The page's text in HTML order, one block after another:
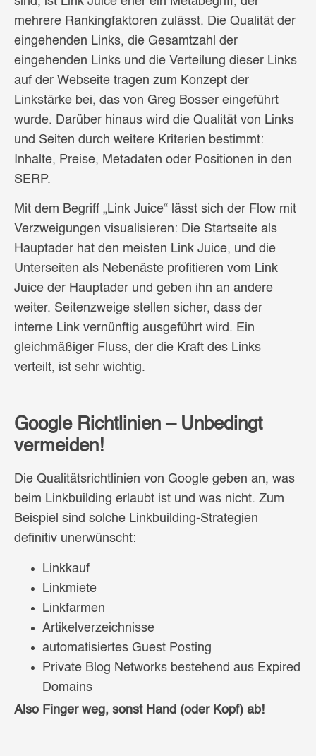
mehrere Rankingfaktoren zulässt. Die Qualität der
eingehenden Links, die Gesamtzahl der
eingehenden Links und die Verteilung dieser Links
auf der Webseite tragen zum Konzept der
Linkstärke bei, das von Greg Bosser eingeführt
wurde. Darüber hinaus wird die Qualität von Links
und Seiten durch weitere Kriterien bestimmt:
Inhalte, Preise, Metadaten oder Positionen in den
SERP.
Mit dem Begriff „Link Juice“ lässt sich der Flow mit
Verzweigungen visualisieren: Die Startseite als
Hauptader hat den meisten Link Juice, und die
Unterseiten als Nebenäste profitieren vom Link
Juice der Hauptader und geben ihn an andere
weiter. Seitenzweige stellen sicher, dass der
interne Link vernünftig ausgeführt wird. Ein
gleichmäßiger Fluss, der die Kraft des Links
verteilt, ist sehr wichtig.
Google Richtlinien – Unbedingt
vermeiden!
Die Qualitätsrichtlinien von Google geben an, was
beim Linkbuilding erlaubt ist und was nicht. Zum
Beispiel sind solche Linkbuilding-Strategien
definitiv unerwünscht:
Linkkauf
Linkmiete
Linkfarmen
Artikelverzeichnisse
automatisiertes Guest Posting
Private Blog Networks bestehend aus Expired
Domains
Also Finger weg, sonst Hand (oder Kopf) ab!